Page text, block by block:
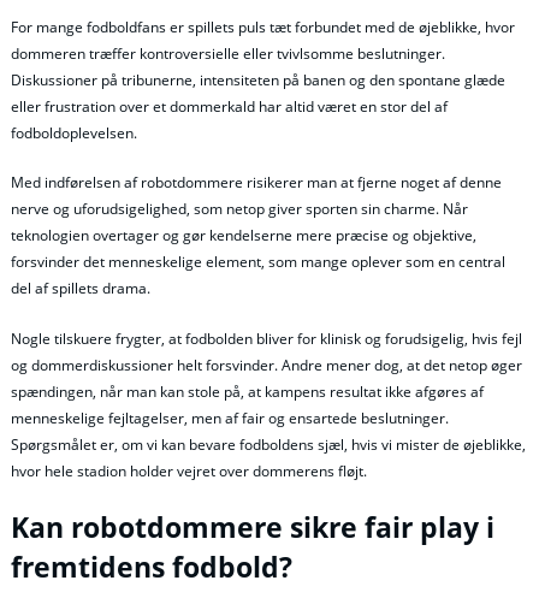
For mange fodboldfans er spillets puls tæt forbundet med de øjeblikke, hvor
dommeren træffer kontroversielle eller tvivlsomme beslutninger.
Diskussioner på tribunerne, intensiteten på banen og den spontane glæde
eller frustration over et dommerkald har altid været en stor del af
fodboldoplevelsen.
Med indførelsen af robotdommere risikerer man at fjerne noget af denne
nerve og uforudsigelighed, som netop giver sporten sin charme. Når
teknologien overtager og gør kendelserne mere præcise og objektive,
forsvinder det menneskelige element, som mange oplever som en central
del af spillets drama.
Nogle tilskuere frygter, at fodbolden bliver for klinisk og forudsigelig, hvis fejl
og dommerdiskussioner helt forsvinder. Andre mener dog, at det netop øger
spændingen, når man kan stole på, at kampens resultat ikke afgøres af
menneskelige fejltagelser, men af fair og ensartede beslutninger.
Spørgsmålet er, om vi kan bevare fodboldens sjæl, hvis vi mister de øjeblikke,
hvor hele stadion holder vejret over dommerens fløjt.
Kan robotdommere sikre fair play i
fremtidens fodbold?